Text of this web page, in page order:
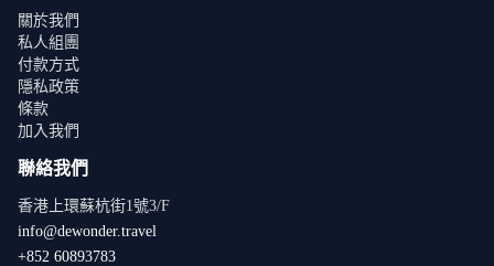
關於我們
私人組團
付款方式
隱私政策
條款
加入我們
聯絡我們
香港上環蘇杭街1號3/F
info@dewonder.travel
+852 60893783